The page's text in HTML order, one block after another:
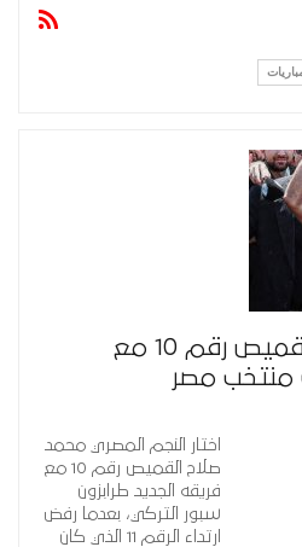
محمد صلاح يختار القميص رقم 10 مع
منتخب مصر
اختار النجم المصري محمد
صلاح القميص رقم 10 مع
فريقه الجديد طرابزون
سبور التركي، بعدما رفض
ارتداء الرقم 11 الذي كان